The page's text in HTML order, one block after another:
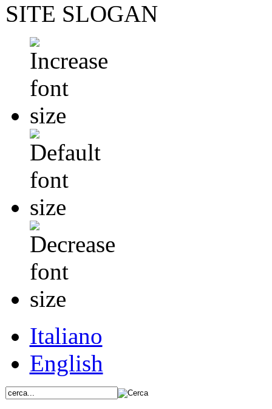
SITE SLOGAN
Italiano
English